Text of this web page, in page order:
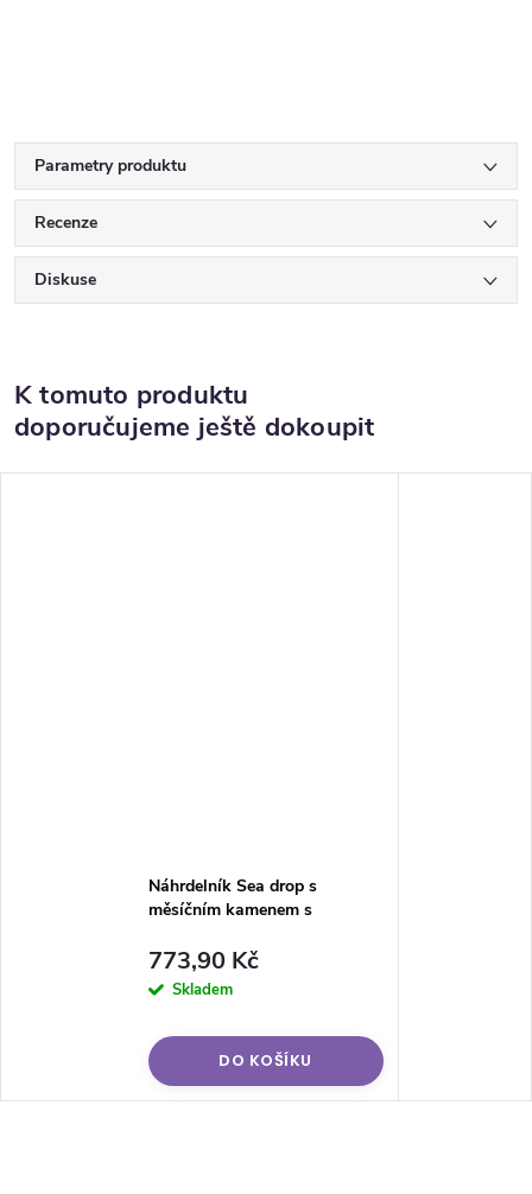
Parametry produktu
Recenze
Diskuse
K tomuto produktu
doporučujeme ještě dokoupit
Náhrdelník Sea drop s
měsíčním kamenem s
773,90 Kč
Skladem
DO KOŠÍKU